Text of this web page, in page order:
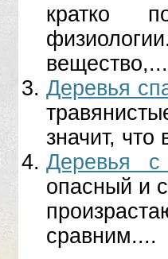
кратко
вещество,...
Деревья
значит, что
Деревья с
опасный и
сравним....